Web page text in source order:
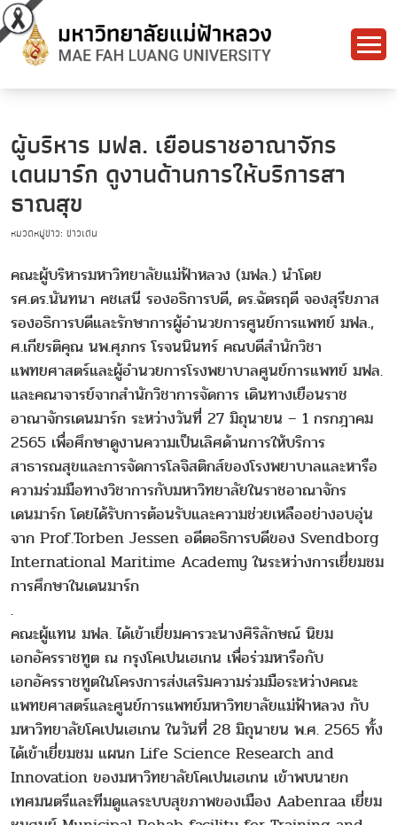
ผู้บริหาร มฟล. เยือนราชอาณาจักร
เดนมาร์ก ดูงานด้านการให้บริการสา
ธาณสุข
หมวดหมู่ข่าว: ข่าวเด่น
คณะผู้บริหารมหาวิทยาลัยแม่ฟ้าหลวง (มฟล.) นำโดย
รศ.ดร.นันทนา คชเสนี รองอธิการบดี, ดร.ฉัตรฤดี จองสุรียภาส
รองอธิการบดีและรักษาการผู้อำนวยการศูนย์การแพทย์ มฟล.,
ศ.เกียรติคุณ นพ.ศุภกร โรจนนินทร์ คณบดีสำนักวิชา
แพทยศาสตร์และผู้อำนวยการโรงพยาบาลศูนย์การแพทย์ มฟล.
และคณาจารย์จากสำนักวิชาการจัดการ เดินทางเยือนราช
อาณาจักรเดนมาร์ก ระหว่างวันที่ 27 มิถุนายน – 1 กรกฎาคม
2565 เพื่อศึกษาดูงานความเป็นเลิศด้านการให้บริการ
สาธารณสุขและการจัดการโลจิสติกส์ของโรงพยาบาลและหารือ
ความร่วมมือทางวิชาการกับมหาวิทยาลัยในราชอาณาจักร
เดนมาร์ก โดยได้รับการต้อนรับและความช่วยเหลืออย่างอบอุ่น
จาก Prof.Torben Jessen อดีตอธิการบดีของ Svendborg
International Maritime Academy ในระหว่างการเยี่ยมชม
การศึกษาในเดนมาร์ก
.
คณะผู้แทน มฟล. ได้เข้าเยี่ยมคารวะนางศิริลักษณ์ นิยม
เอกอัครราชทูต ณ กรุงโคเปนเฮเกน เพื่อร่วมหารือกับ
เอกอัครราชทูตในโครงการส่งเสริมความร่วมมือระหว่างคณะ
แพทยศาสตร์และศูนย์การแพทย์มหาวิทยาลัยแม่ฟ้าหลวง กับ
มหาวิทยาลัยโคเปนเฮเกน ในวันที่ 28 มิถุนายน พ.ศ. 2565 ทั้ง
ได้เข้าเยี่ยมชม แผนก Life Science Research and
Innovation ของมหาวิทยาลัยโคเปนเฮเกน เข้าพบนายก
เทศมนตรีและทีมดูแลระบบสุขภาพของเมือง Aabenraa เยี่ยม